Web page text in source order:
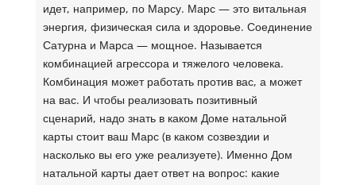
идет, например, по Марсу. Марс — это витальная
энергия, физическая сила и здоровье. Соединение
Сатурна и Марса — мощное. Называется
комбинацией агрессора и тяжелого человека.
Комбинация может работать против вас, а может
на вас. И чтобы реализовать позитивный
сценарий, надо знать в каком Доме натальной
карты стоит ваш Марс (в каком созвездии и
насколько вы его уже реализуете). Именно Дом
натальной карты дает ответ на вопрос: какие